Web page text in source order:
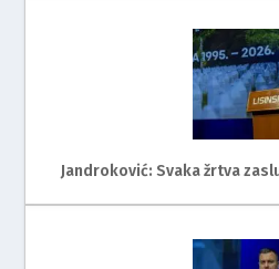
Jandroković: Svaka žrtva